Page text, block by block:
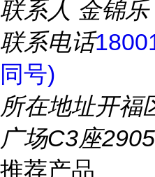
联系人 金锦乐
联系电话
同号)
所在地址开福
广场C3座
推荐产品